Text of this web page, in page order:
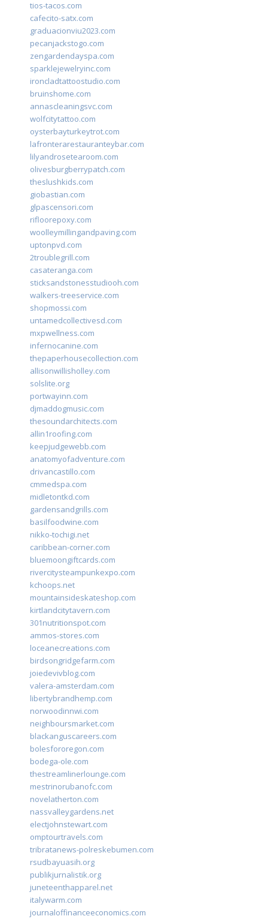
tios-tacos.com
cafecito-satx.com
graduacionviu2023.com
pecanjackstogo.com
zengardendayspa.com
sparklejewelryinc.com
ironcladtattoostudio.com
bruinshome.com
annascleaningsvc.com
wolfcitytattoo.com
oysterbayturkeytrot.com
lafronterarestauranteybar.com
lilyandrosetearoom.com
olivesburgberrypatch.com
theslushkids.com
giobastian.com
glpascensori.com
rifloorepoxy.com
woolleymillingandpaving.com
uptonpvd.com
2troublegrill.com
casateranga.com
sticksandstonesstudiooh.com
walkers-treeservice.com
shopmossi.com
untamedcollectivesd.com
mxpwellness.com
infernocanine.com
thepaperhousecollection.com
allisonwillisholley.com
solslite.org
portwayinn.com
djmaddogmusic.com
thesoundarchitects.com
allin1roofing.com
keepjudgewebb.com
anatomyofadventure.com
drivancastillo.com
cmmedspa.com
midletontkd.com
gardensandgrills.com
basilfoodwine.com
nikko-tochigi.net
caribbean-corner.com
bluemoongiftcards.com
rivercitysteampunkexpo.com
kchoops.net
mountainsideskateshop.com
kirtlandcitytavern.com
301nutritionspot.com
ammos-stores.com
loceanecreations.com
birdsongridgefarm.com
joiedevivblog.com
valera-amsterdam.com
libertybrandhemp.com
norwoodinnwi.com
neighboursmarket.com
blackanguscareers.com
bolesfororegon.com
bodega-ole.com
thestreamlinerlounge.com
mestrinorubanofc.com
novelatherton.com
nassvalleygardens.net
electjohnstewart.com
omptourtravels.com
tribratanews-polreskebumen.com
rsudbayuasih.org
publikjurnalistik.org
juneteenthapparel.net
italywarm.com
journaloffinanceeconomics.com